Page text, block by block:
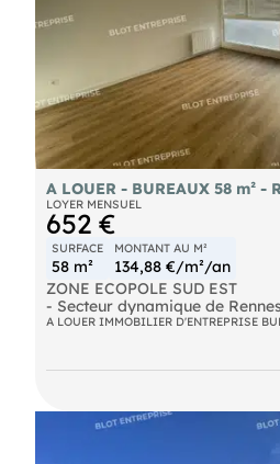
A LOUER - BUREAUX 58 m² -
LOYER MENSUEL
652 €
SURFACE
58 m²
MONTANT AU M²
134,88 €/m²/an
ZONE ECOPOLE SUD EST
- Secteur dynamique de
proposons à la location des
de-chaussée. Ils sont
2 bureaux . 1 local de
places de sationnement Le
le loyer. Les informations sur
miniers, ou technologiques,
A LOUER IMMOBILIER D'ENTREPRISE